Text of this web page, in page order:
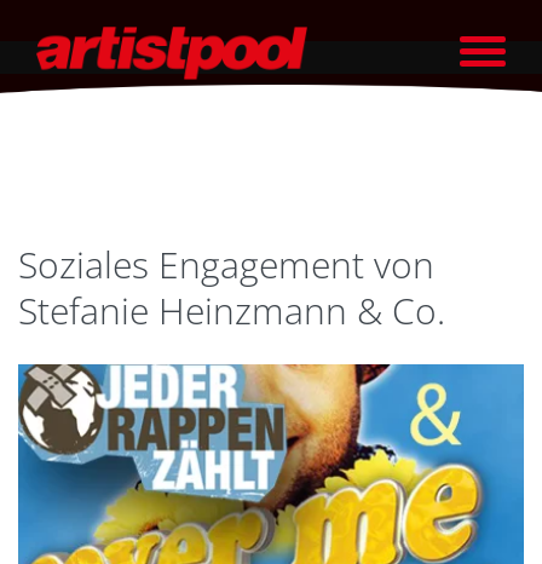
Soziales Engagement von
Stefanie Heinzmann & Co.